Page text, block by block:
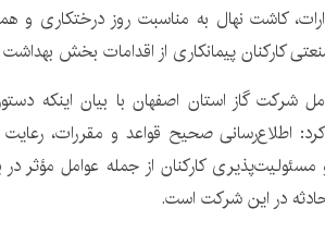
کارکنان پیمانکاری از اقدامات بخش
اطلاع‌رسانی صحیح قواعد و مقررات،
در این شرکت است.